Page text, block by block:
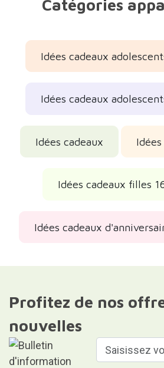
Catégories
Idées cadeaux
Idées cadeaux
Idées cadeaux
Idées cadeaux filles
Idées cadeaux
Profitez de nos
nouvelles